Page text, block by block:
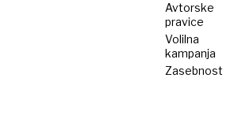
Avtorske
pravice
Volilna
kampanja
Zasebnost